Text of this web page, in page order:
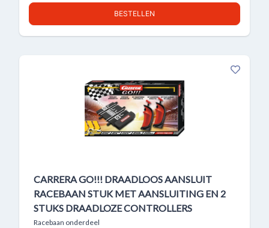
BESTELLEN
CARRERA GO!!! DRAADLOOS AANSLUIT
RACEBAAN STUK MET AANSLUITING EN 2
STUKS DRAADLOZE CONTROLLERS
Racebaan onderdeel